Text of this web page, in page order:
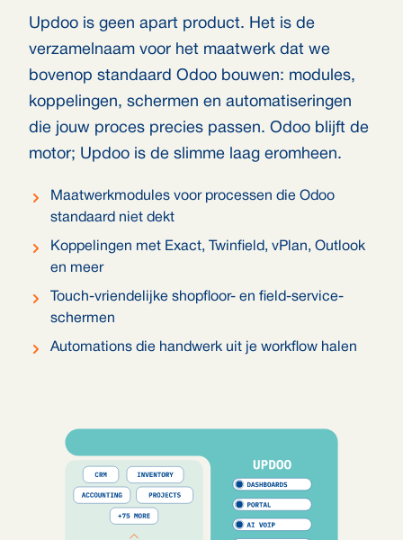
Updoo is geen apart product. Het is de
verzamelnaam voor het maatwerk dat we
bovenop standaard Odoo bouwen: modules,
koppelingen, schermen en automatiseringen
die jouw proces precies passen. Odoo blijft de
motor; Updoo is de slimme laag eromheen.
Maatwerkmodules voor processen die Odoo
standaard niet dekt
Koppelingen met Exact, Twinfield, vPlan, Outlook
en meer
Touch-vriendelijke shopfloor- en field-service-
schermen
Automations die handwerk uit je workflow halen